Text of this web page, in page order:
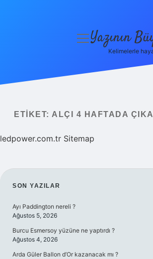
Yasal Uyarı
Hakkımızda
menüyü
Yazının
Kelimelerle
ETIKET: ALÇI 4 HAFTADA
ledpower.com.tr Sitemap
SIDEBAR
SON YAZILAR
Ayı Paddington nereli ?
Ağustos 5, 2026
Burcu Esmersoy yüzüne ne yaptırdı ?
Ağustos 4, 2026
Arda Güler Ballon d’Or kazanacak mı ?